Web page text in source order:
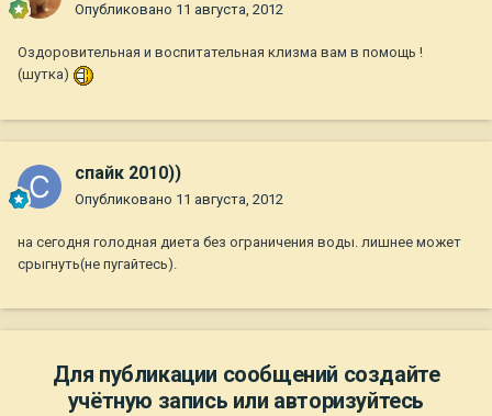
Опубликовано 11 августа, 2012
Оздоровительная и воспитательная клизма вам в помощь !
(шутка)
спайк 2010))
Опубликовано 11 августа, 2012
на сегодня голодная диета без ограничения воды. лишнее может
срыгнуть(не пугайтесь).
Для публикации сообщений создайте
учётную запись или авторизуйтесь